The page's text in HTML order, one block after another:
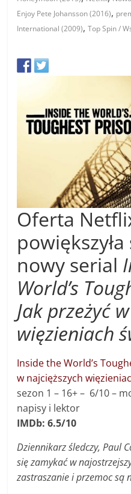
Enjoy Pete Johansson (2016),
International (2009),Top Spin /
Oferta
nowy serial
World’s
Jak przeżyć
więzieniach
Inside the World’s
w najcięższych
sezon 1 – 16+ – 6/10 –
napisy i lektor
IMDb: 6.5/10
Dziennikarz śledczy, Paul
się zamykać w
zastraszanie i przemoc są